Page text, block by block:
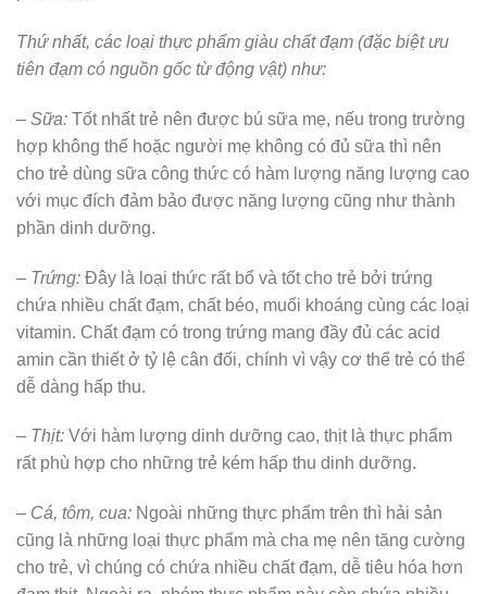
Thứ nhất, các loại thực phẩm giàu chất đạm (đặc biệt ưu
tiên đạm có nguồn gốc từ động vật) như:
– Sữa: Tốt nhất trẻ nên được bú sữa mẹ, nếu trong trường
hợp không thể hoặc người mẹ không có đủ sữa thì nên
cho trẻ dùng sữa công thức có hàm lượng năng lượng cao
với mục đích đảm bảo được năng lượng cũng như thành
phần dinh dưỡng.
– Trứng: Đây là loại thức rất bổ và tốt cho trẻ bởi trứng
chứa nhiều chất đạm, chất béo, muối khoáng cùng các loại
vitamin. Chất đạm có trong trứng mang đầy đủ các acid
amin cần thiết ở tỷ lệ cân đối, chính vì vậy cơ thể trẻ có thể
dễ dàng hấp thu.
– Thịt: Với hàm lượng dinh dưỡng cao, thịt là thực phẩm
rất phù hợp cho những trẻ kém hấp thu dinh dưỡng.
– Cá, tôm, cua: Ngoài những thực phẩm trên thì hải sản
cũng là những loại thực phẩm mà cha mẹ nên tăng cường
cho trẻ, vì chúng có chứa nhiều chất đạm, dễ tiêu hóa hơn